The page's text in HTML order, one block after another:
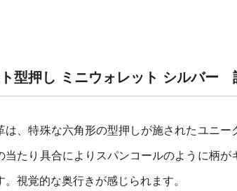
型押し ミニウォレット シルバー
は、特殊な六角形の型押しが施されたユニー
当たり具合によりスパンコールのように柄が
。視覚的な奥行きが感じられます。